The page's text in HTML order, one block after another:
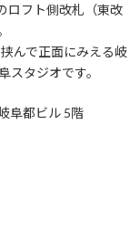
ロフト側改札（東改
んで正面にみえる岐
スタジオです。
阜都ビル 5階